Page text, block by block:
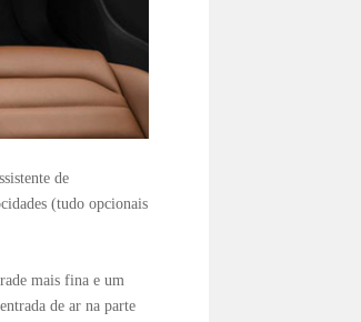
de
(tudo opcionais
mais fina e um
de ar na parte